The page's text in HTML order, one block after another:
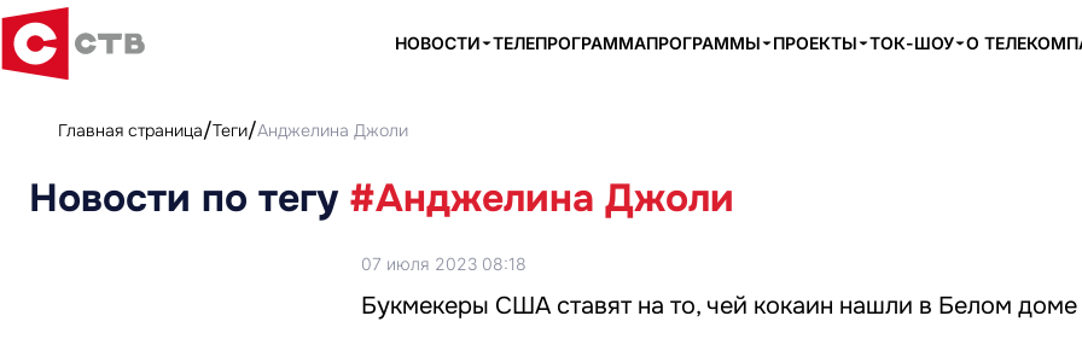
НОВОСТИ ТЕЛЕПРОГРАММАПРОГРАММЫ ПРОЕКТЫ ТОК-ШОУ О
Главная страница Теги Анджелина Джоли
Новости по тегу #Анджелина Джоли
07 июля 2023 08:18
Букмекеры США ставят на то, чей кокаин нашли в Белом доме